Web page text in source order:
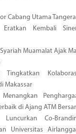
Cabang Utama
Eratkan Kembali
Muamalat Ajak
Tingkatkan
Makassar
di Ajang ATM
Luncurkan Co-
Universitas